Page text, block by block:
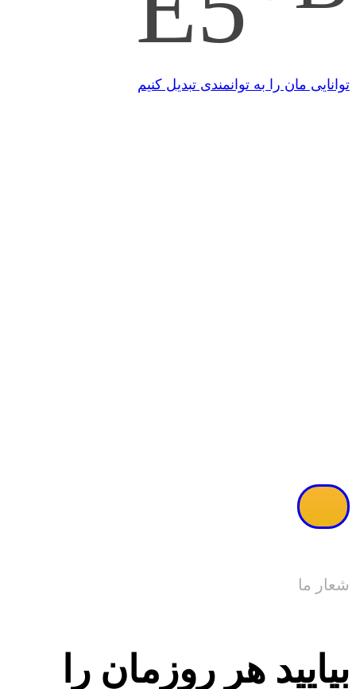
توانایی مان را به توانمندی تبدیل کنیم
شعار ما
بیایید هر روزمان را